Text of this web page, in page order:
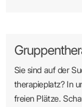
Sie sind auf der
therapie­platz? In
freien Plätze.